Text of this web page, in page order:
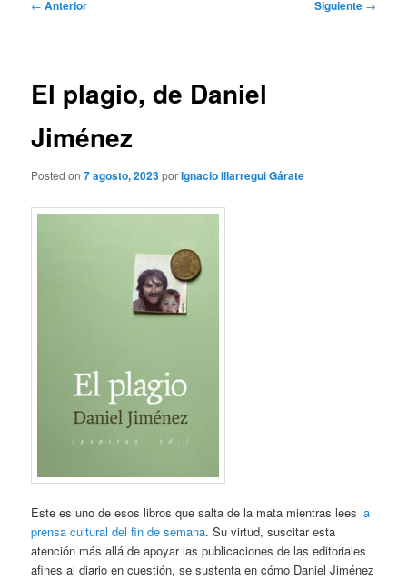
← Anterior Siguiente →
El plagio, de Daniel
Jiménez
Posted on7 agosto, 2023porIgnacio Illarregui Gárate
Este es uno de esos libros que salta de la mata mientras leesla
prensa cultural del fin de semana. Su virtud, suscitar esta
atención más allá de apoyar las publicaciones de las editoriales
afines al diario en cuestión, se sustenta en cómo Daniel Jiménez